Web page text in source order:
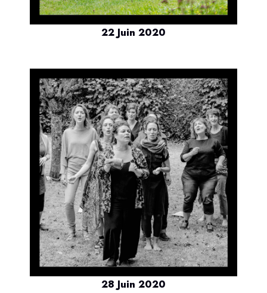
22 Juin 2020
28 Juin 2020